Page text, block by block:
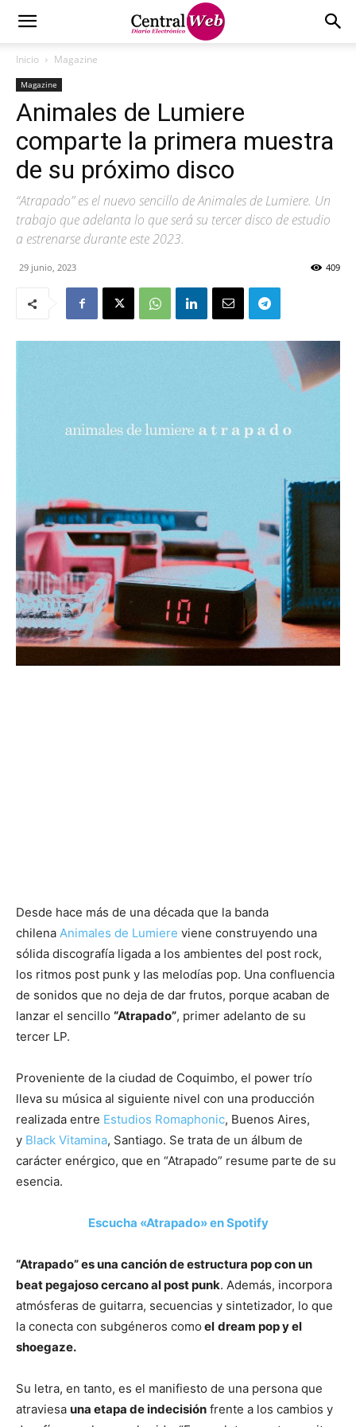
Inicio Magazine
Magazine
Animales de Lumiere
comparte la primera muestra
de su próximo disco
“Atrapado” es el nuevo sencillo de Animales de Lumiere. Un
trabajo que adelanta lo que será su tercer disco de estudio
a estrenarse durante este 2023.
29 junio, 2023 409
Desde hace más de una década que la banda
chilena Animales de Lumiere viene construyendo una
sólida discografía ligada a los ambientes del post rock,
los ritmos post punk y las melodías pop. Una confluencia
de sonidos que no deja de dar frutos, porque acaban de
lanzar el sencillo “Atrapado”, primer adelanto de su
tercer LP.
Proveniente de la ciudad de Coquimbo, el power trío
lleva su música al siguiente nivel con una producción
realizada entre Estudios Romaphonic, Buenos Aires,
y Black Vitamina, Santiago. Se trata de un álbum de
carácter enérgico, que en “Atrapado” resume parte de su
esencia.
Escucha «Atrapado» en Spotify
“Atrapado” es una canción de estructura pop con un
beat pegajoso cercano al post punk. Además, incorpora
atmósferas de guitarra, secuencias y sintetizador, lo que
la conecta con subgéneros como el dream pop y el
shoegaze.
Su letra, en tanto, es el manifiesto de una persona que
atraviesa una etapa de indecisión frente a los cambios y